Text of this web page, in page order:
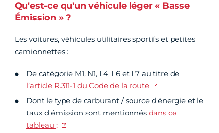
Qu'est-ce qu'un véhicule léger « Basse
Émission » ?
Les voitures, véhicules utilitaires sportifs et petites
camionnettes :
De catégorie M1, N1, L4, L6 et L7 au titre de
l’article R.311-1 du Code de la route
Dont le type de carburant / source d'énergie et le
taux d'émission sont mentionnés dans ce
tableau ;